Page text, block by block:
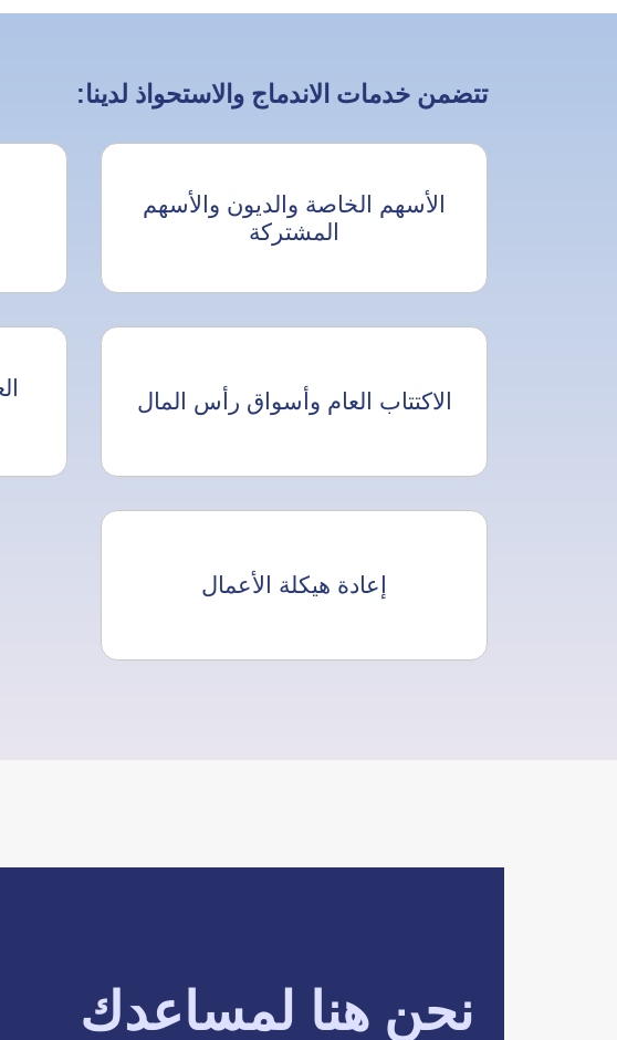
تتضمن خدمات الاندماج والاستحواذ لدينا:
الأسهم الخاصة والديون والأسهم
المشتركة
الاكتتاب العام وأسواق رأس المال
إعادة هيكلة الأعمال
نحن هنا لمساعدك